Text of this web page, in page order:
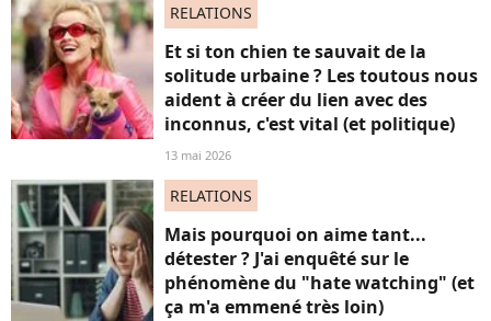
RELATIONS
Et si ton chien te sauvait de la
solitude urbaine ? Les toutous nous
aident à créer du lien avec des
inconnus, c'est vital (et politique)
13 mai 2026
RELATIONS
Mais pourquoi on aime tant...
détester ? J'ai enquêté sur le
phénomène du "hate watching" (et
ça m'a emmené très loin)